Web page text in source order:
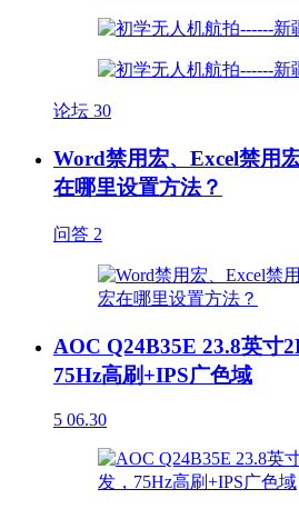
论坛 30
Word禁用宏、Excel禁用
在哪里设置方法？
问答 2
AOC Q24B35E 23.8英寸
75Hz高刷+IPS广色域
5 06.30